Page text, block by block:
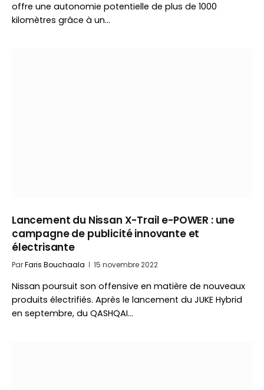
offre une autonomie potentielle de plus de 1000
kilomètres grâce à un…
Lancement du Nissan X-Trail e-POWER : une
campagne de publicité innovante et
électrisante
ParFaris Bouchaala 15 novembre 2022
Nissan poursuit son offensive en matière de nouveaux
produits électrifiés. Après le lancement du JUKE Hybrid
en septembre, du QASHQAI…